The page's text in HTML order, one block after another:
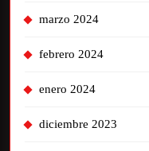
marzo 2024
febrero 2024
enero 2024
diciembre 2023